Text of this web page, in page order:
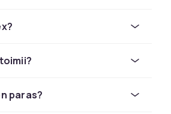
å gi håret ditt en ny sjanse.
indre struktur – ikke bare
paras?